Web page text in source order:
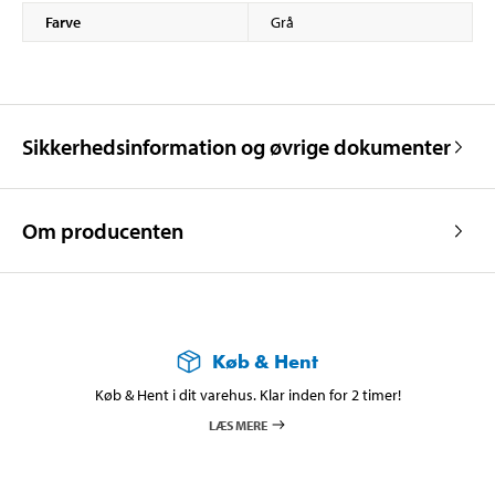
Farve Grå
Sikkerhedsinformation og øvrige dokumenter
Om producenten
Køb & Hent
Køb & Hent i dit varehus. Klar inden for 2 timer!
LÆS MERE